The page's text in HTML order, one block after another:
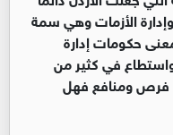
الأزمات وهي سمة
حكومات إدارة
واستطاع في كثير من
فرص ومنافع فهل